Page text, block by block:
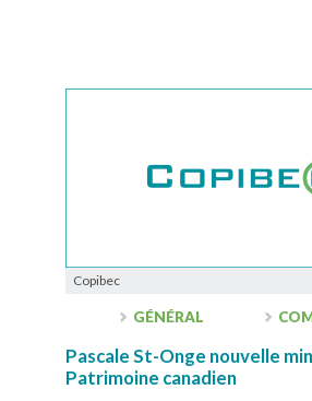
Copibec
GÉNÉRAL
Pascale St-Onge nouvelle
Patrimoine canadien